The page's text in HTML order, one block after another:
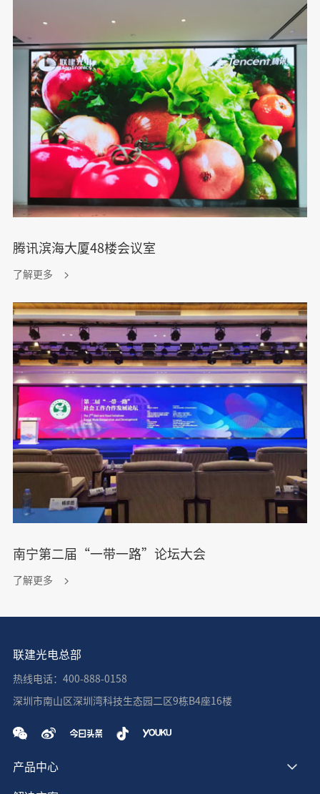
腾讯滨海大厦48楼会议室
了解更多
南宁第二届“一带一路”论坛大会
了解更多
联建光电总部
热线电话：400-888-0158
深圳市南山区深圳湾科技生态园二区9栋B4座16楼
产品中心